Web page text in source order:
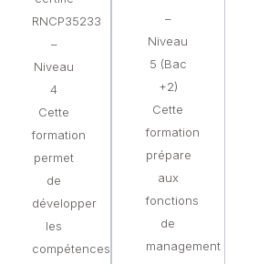
RNCP35233
–
Niveau
4
Cette
formation
permet
de
développer
les
compétences
–
Niveau
5 (Bac
+2)
Cette
formation
prépare
aux
fonctions
de
management